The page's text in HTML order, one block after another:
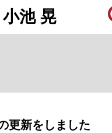
小池 晃
更新をしました